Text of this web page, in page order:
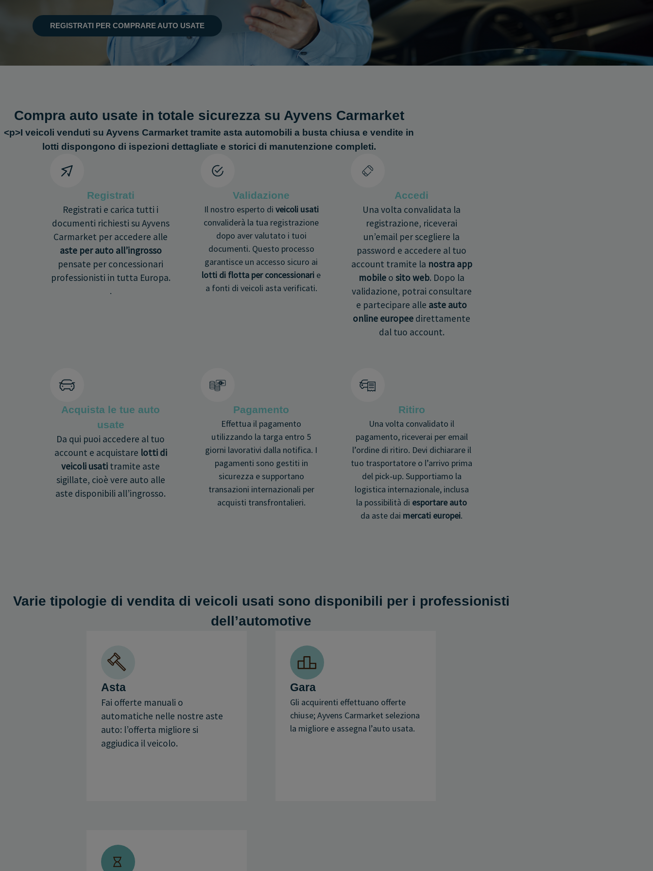
REGISTRATI PER COMPRARE AUTO USATE
Compra auto usate in totale sicurezza su Ayvens Carmarket
<p>I veicoli venduti su Ayvens Carmarket tramite asta automobili a busta chiusa e vendite in
lotti dispongono di ispezioni dettagliate e storici di manutenzione completi.
Registrati
Registrati e carica tutti i
documenti richiesti su Ayvens
Carmarket per accedere alle
aste per auto all’ingrosso
pensate per concessionari
professionisti in tutta Europa.
.
Validazione
Il nostro esperto di veicoli usati
convaliderà la tua registrazione
dopo aver valutato i tuoi
documenti. Questo processo
garantisce un accesso sicuro ai
lotti di flotta per concessionari e
a fonti di veicoli asta verificati.
Accedi
Una volta convalidata la
registrazione, riceverai
un’email per scegliere la
password e accedere al tuo
account tramite la nostra app
mobile osito web. Dopo la
validazione, potrai consultare
e partecipare alle aste auto
online europee direttamente
dal tuo account.
Acquista le tue auto
usate
Da qui puoi accedere al tuo
account e acquistare lotti di
veicoli usati tramite aste
sigillate, cioè vere auto alle
aste disponibili all’ingrosso.
Pagamento
Effettua il pagamento
utilizzando la targa entro 5
giorni lavorativi dalla notifica. I
pagamenti sono gestiti in
sicurezza e supportano
transazioni internazionali per
acquisti transfrontalieri.
Ritiro
Una volta convalidato il
pagamento, riceverai per email
l’ordine di ritiro. Devi dichiarare il
tuo trasportatore o l’arrivo prima
del pick‑up. Supportiamo la
logistica internazionale, inclusa
la possibilità di esportare auto
da aste dai mercati europei.
Varie tipologie di vendita di veicoli usati sono disponibili per i professionisti
dell’automotive
Asta
Fai offerte manuali o
automatiche nelle nostre aste
auto: l’offerta migliore si
aggiudica il veicolo.
Gara
Gli acquirenti effettuano offerte
chiuse; Ayvens Carmarket seleziona
la migliore e assegna l’auto usata.